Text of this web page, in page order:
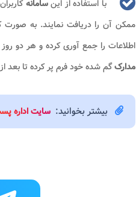
با استفاده از اینسامانه
ممکن آن را دریافت نمایند. به
اطلاعات را جمع آوری کرده و هر دو روز
مدارکگم شده خود فرم پر کرده تا بعد
بیشتر بخوانید: سایت اداره